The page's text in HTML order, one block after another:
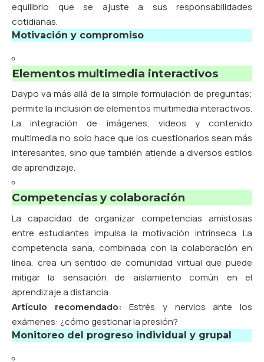
equilibrio que se ajuste a sus responsabilidades
cotidianas.
Motivación y compromiso
Elementos multimedia interactivos
Daypo va más allá de la simple formulación de preguntas;
permite la inclusión de elementos multimedia interactivos.
La integración de imágenes, videos y contenido
multimedia no solo hace que los cuestionarios sean más
interesantes, sino que también atiende a diversos estilos
de aprendizaje.
Competencias y colaboración
La capacidad de organizar competencias amistosas
entre estudiantes impulsa la motivación intrínseca. La
competencia sana, combinada con la colaboración en
línea, crea un sentido de comunidad virtual que puede
mitigar la sensación de aislamiento común en el
aprendizaje a distancia.
Artículo recomendado:
Estrés y nervios ante los
exámenes: ¿cómo gestionar la presión?
Monitoreo del progreso individual y grupal